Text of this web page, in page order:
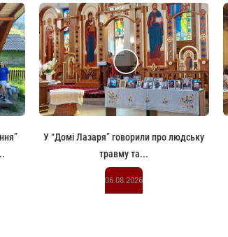
У “Домі Лазаря” говорили про людську
травму та...
06.08.2026